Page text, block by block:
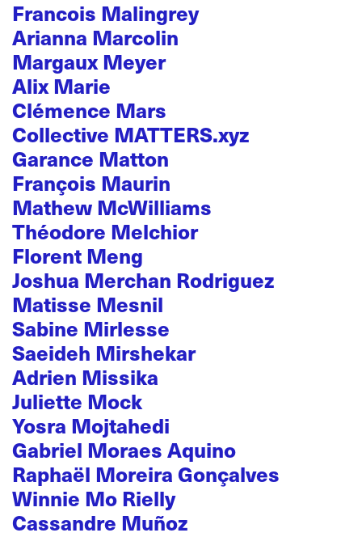
Francois Malingrey
Arianna Marcolin
Margaux Meyer
Alix Marie
Clémence Mars
Collective MATTERS.xyz
Garance Matton
François Maurin
Mathew McWilliams
Théodore Melchior
Florent Meng
Joshua Merchan Rodriguez
Matisse Mesnil
Sabine Mirlesse
Saeideh Mirshekar
Adrien Missika
Juliette Mock
Yosra Mojtahedi
Gabriel Moraes Aquino
Raphaël Moreira Gonçalves
Winnie Mo Rielly
Cassandre Muñoz